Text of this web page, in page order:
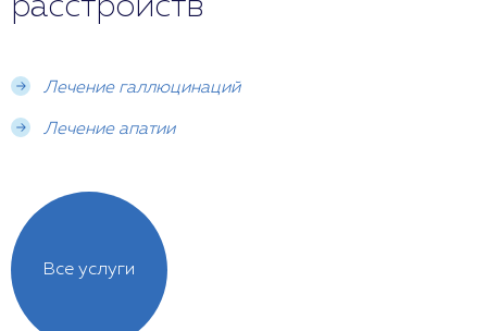
расстройств
Лечение галлюцинаций
Лечение апатии
Все услуги